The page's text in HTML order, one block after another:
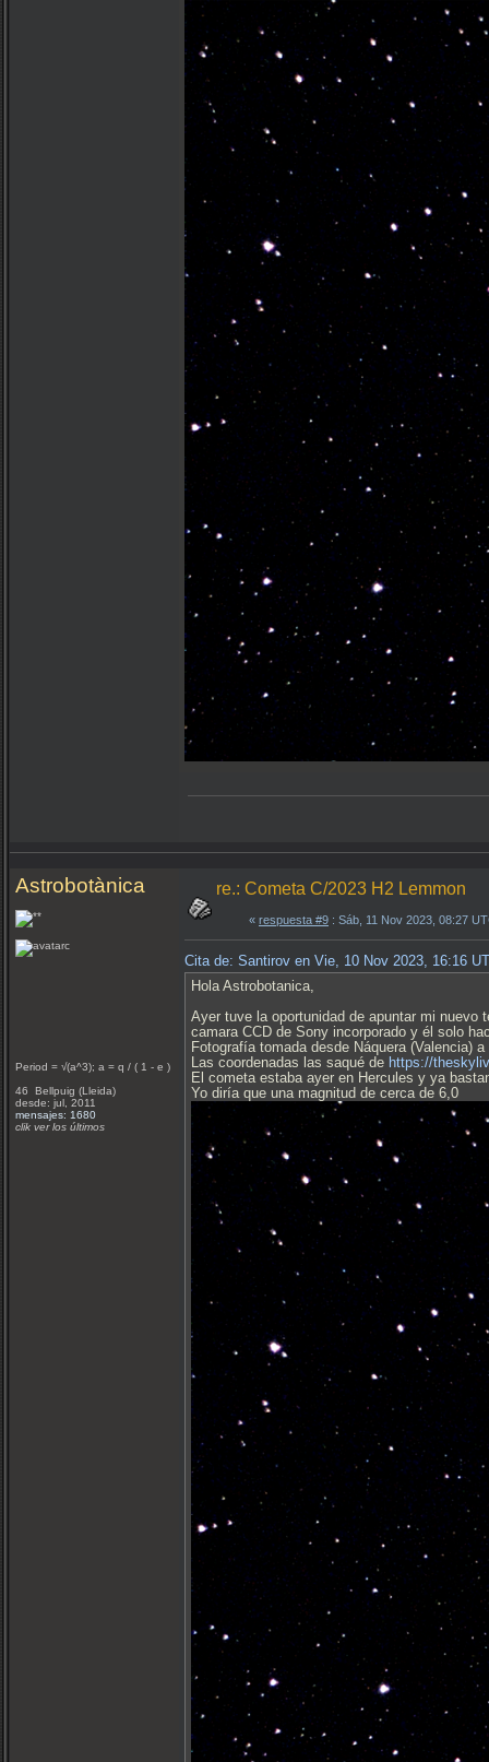
Astrobotànica
Period = √(a^3); a = q / ( 1 - e )
46 Bellpuig (Lleida)
desde: jul, 2011
mensajes: 1680
clik ver los últimos
re.: Cometa C/2023 H2 Lemmon
« respuesta #9 : Sáb, 11 Nov 2023, 08:27
Cita de: Santirov en Vie, 10 Nov 2023, 16:16
Hola Astrobotanica,
Ayer tuve la oportunidad de apuntar mi
camara CCD de Sony incorporado y él solo
Fotografía tomada desde Náquera (Valencia)
Las coordenadas las saqué de https://
El cometa estaba ayer en Hercules y ya
Yo diría que una magnitud de cerca de 6,0